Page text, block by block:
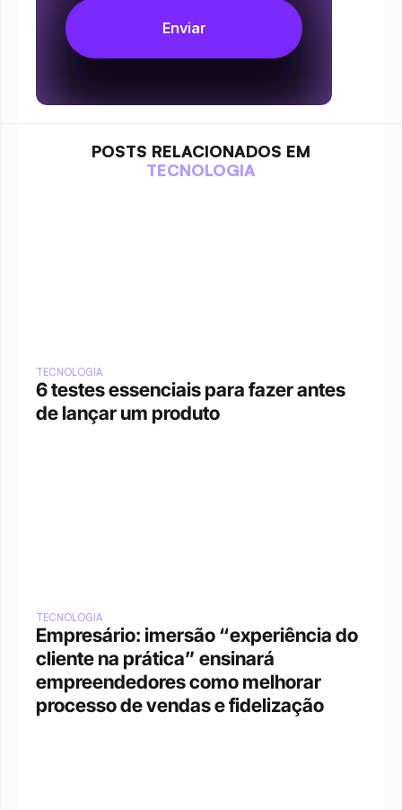
POSTS RELACIONADOS EM
TECNOLOGIA
TECNOLOGIA
6 testes essenciais para fazer antes
de lançar um produto
TECNOLOGIA
Empresário: imersão “experiência do
cliente na prática” ensinará
empreendedores como melhorar
processo de vendas e fidelização